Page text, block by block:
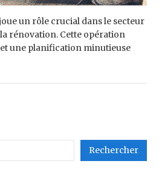
un rôle crucial dans le secteur
rénovation. Cette opération
une planification minutieuse
Rechercher